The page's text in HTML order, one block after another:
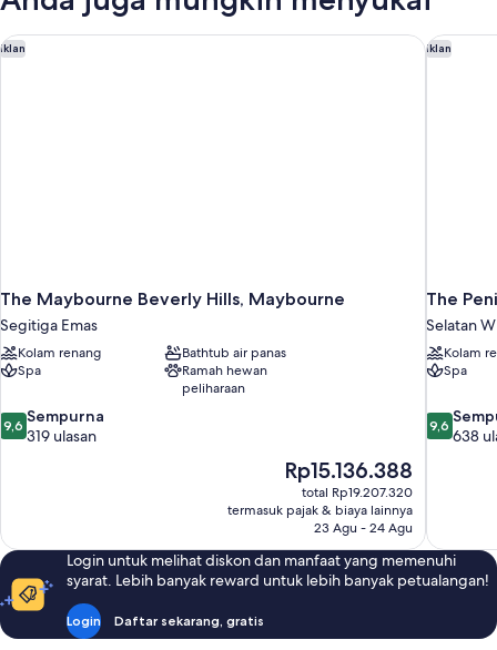
Iklan
The Maybourne Beverly Hills, Maybourne
Segitiga Emas
Kolam renang
Bathtub air panas
Spa
Ramah hewan
peliharaan
9.6
dari
9,6 Sempurna
319 ulasan
Harga
sekarang
Rp15.136.388
Rp15.136.388
total Rp19.207.320
termasuk pajak & biaya lainnya
23 Agu - 24 Agu
The Maybourne Beverly Hills, Maybourne Iklan
The
Selatan
Kolam
Spa
9.6
dari
9,6
638
The
Login untuk melihat diskon dan manfaat yang memenuhi
syarat. Lebih banyak reward untuk lebih banyak petualangan!
Login Daftar sekarang, gratis